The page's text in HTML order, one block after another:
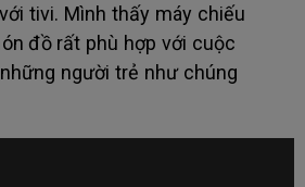
tivi. Mình thấy máy chiếu
đồ rất phù hợp với cuộc
người trẻ như chúng